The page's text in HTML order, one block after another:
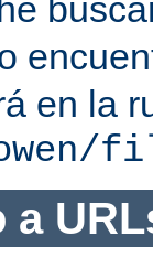
en la
a